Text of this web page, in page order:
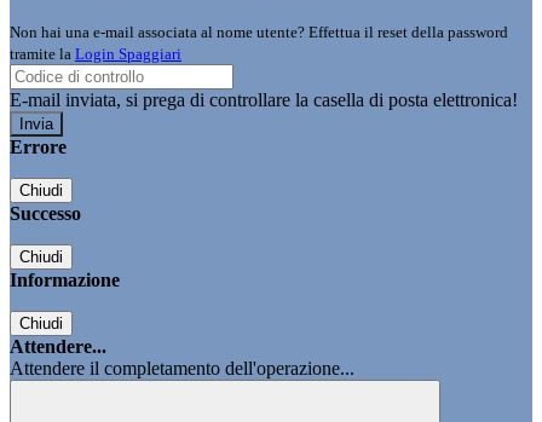
Non hai una e-mail associata al nome utente? Effettua il reset della password
tramite la Login Spaggiari
E-mail inviata, si prega di controllare la casella di posta elettronica!
Errore
Chiudi
Successo
Chiudi
Informazione
Chiudi
Attendere...
Attendere il completamento dell'operazione...